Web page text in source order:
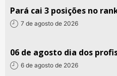
Pará cai 3 posições no
7 de agosto de 2026
06 de agosto dia dos
6 de agosto de 2026